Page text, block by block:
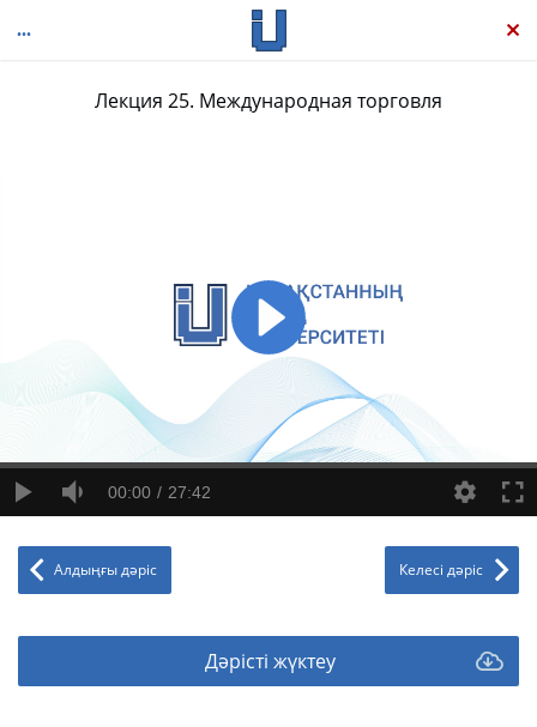
Лекция 25. Международная торговля
00:00 27:42
Алдыңғы дәріс Келесі дәріс
Дәрісті жүктеу